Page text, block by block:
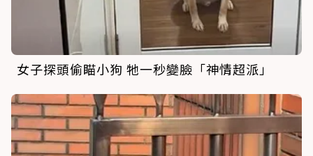
女子探頭偷瞄小狗 牠一秒變臉「神情超派」